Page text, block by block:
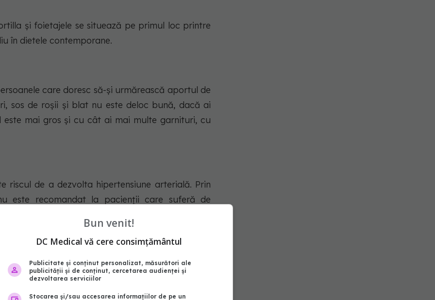
și foietajele se situează pe primul loc printre
în dietele contemporane.
care doresc să-și urmărească aportul de
sos de roșii și blat nu este deloc bună, dacă ai
mai gros și cu cât ai mai multe garnituri, cu
riscul de a dezvolta hipertensiune arterială. Prin
este recomandat la pacienții care suferă de
băuturi alcoolice pe săptămână poate crește
Alcoolul poate stimula sistemul nervos
și creează un dezechilibru în sistemul vascular
Bun venit!
DC Medical vă cere consimțământul
Publicitate și conținut personalizat, măsurători ale
publicității și de conținut, cercetarea audienței și
dezvoltarea serviciilor
Stocarea și/sau accesarea informațiilor de pe un